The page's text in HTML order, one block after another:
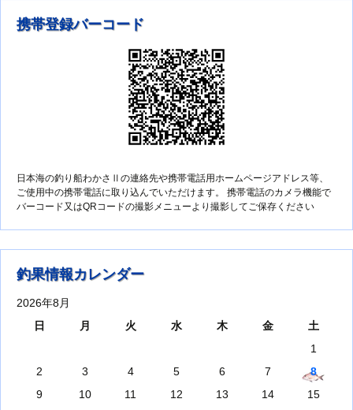
携帯登録バーコード
日本海の釣り船わかさⅡの連絡先や携帯電話用ホームページアドレス等、
ご使用中の携帯電話に取り込んでいただけます。 携帯電話のカメラ機能で
バーコード又はQRコードの撮影メニューより撮影してご保存ください
釣果情報カレンダー
2026年8月
日
月 火 水 木 金
土
1
2
3 4 5 6 7
8
9
10 11 12 13 14
15